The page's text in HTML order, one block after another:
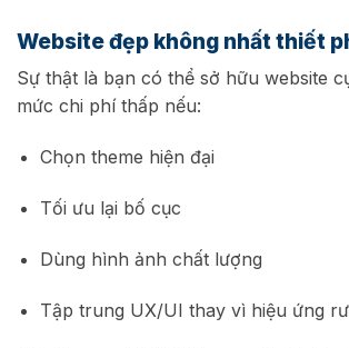
Website đẹp không nhất thiết
Sự thật là bạn có thể sở hữu website
mức chi phí thấp nếu:
Chọn theme hiện đại
Tối ưu lại bố cục
Dùng hình ảnh chất lượng
Tập trung UX/UI thay vì hiệu ứng